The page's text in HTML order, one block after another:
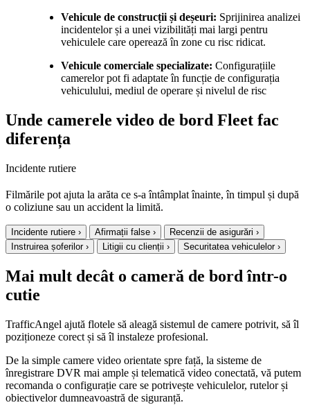
Vehicule de construcții și deșeuri: Sprijinirea analizei
incidentelor și a unei vizibilități mai largi pentru
vehiculele care operează în zone cu risc ridicat.
Vehicule comerciale specializate: Configurațiile
camerelor pot fi adaptate în funcție de configurația
vehiculului, mediul de operare și nivelul de risc
Unde camerele video de bord Fleet fac
diferența
Incidente rutiere
Filmările pot ajuta la arăta ce s-a întâmplat înainte, în timpul și după
o coliziune sau un accident la limită.
Incidente rutiere › Afirmații false › Recenzii de asigurări ›
Instruirea șoferilor › Litigii cu clienții › Securitatea vehiculelor ›
Mai mult decât o cameră de bord într-o
cutie
TrafficAngel ajută flotele să aleagă sistemul de camere potrivit, să îl
poziționeze corect și să îl instaleze profesional.
De la simple camere video orientate spre față, la sisteme de
înregistrare DVR mai ample și telematică video conectată, vă putem
recomanda o configurație care se potrivește vehiculelor, rutelor și
obiectivelor dumneavoastră de siguranță.